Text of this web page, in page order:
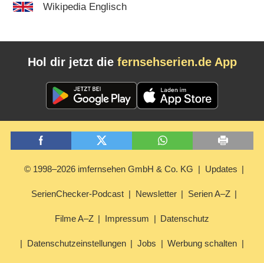
Wikipedia Englisch
Hol dir jetzt die fernsehserien.de App
© 1998–2026 imfernsehen GmbH & Co. KG Updates
SerienChecker-Podcast Newsletter Serien A–Z
Filme A–Z Impressum Datenschutz
Datenschutzeinstellungen Jobs Werbung schalten